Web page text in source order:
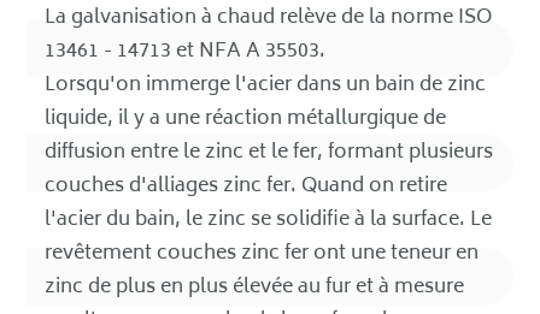
La galvanisation à chaud relève de la norme ISO
13461 - 14713 et NFA A 35503.
Lorsqu'on immerge l'acier dans un bain de zinc
liquide, il y a une réaction métallurgique de
diffusion entre le zinc et le fer, formant plusieurs
couches d'alliages zinc fer. Quand on retire
l'acier du bain, le zinc se solidifie à la surface. Le
revêtement couches zinc fer ont une teneur en
zinc de plus en plus élevée au fur et à mesure